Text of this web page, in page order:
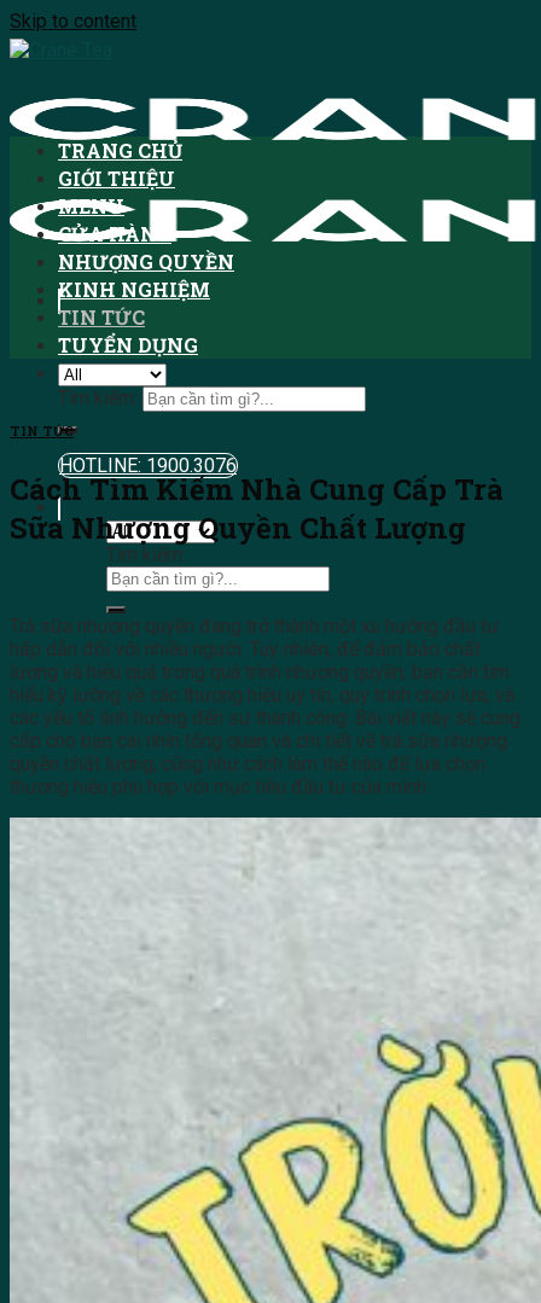
Skip to content
Tìm kiếm:
HOTLINE: 1900.3076
Tìm kiếm:
TRANG CHỦ
GIỚI THIỆU
MENU
CỬA HÀNG
NHƯỢNG QUYỀN
KINH NGHIỆM
TIN TỨC
TUYỂN DỤNG
TIN TỨC
Cách Tìm Kiếm Nhà Cung Cấp Trà
Sữa Nhượng Quyền Chất Lượng
Trà sữa nhượng quyền đang trở thành một xu hướng đầu tư
hấp dẫn đối với nhiều người. Tuy nhiên, để đảm bảo chất
lượng và hiệu quả trong quá trình nhượng quyền, bạn cần tìm
hiểu kỹ lưỡng về các thương hiệu uy tín, quy trình chọn lựa, và
các yếu tố ảnh hưởng đến sự thành công. Bài viết này sẽ cung
cấp cho bạn cái nhìn tổng quan và chi tiết về trà sữa nhượng
quyền chất lượng, cũng như cách làm thế nào để lựa chọn
thương hiệu phù hợp với mục tiêu đầu tư của mình.